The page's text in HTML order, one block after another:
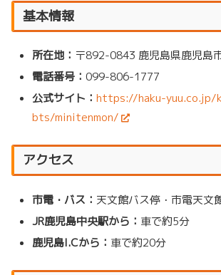
基本情報
所在地： 〒892-0843 鹿児島県鹿児島
電話番号： 099-806-1777
公式サイト： https://haku-yuu.co.jp/
bts/minitenmon/
アクセス
市電・バス： 天文館バス停・市電天文
JR鹿児島中央駅から： 車で約5分
鹿児島I.Cから： 車で約20分